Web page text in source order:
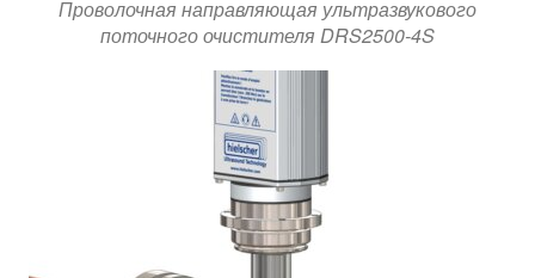
Проволочная направляющая ультразвукового
поточного очистителя DRS2500-4S